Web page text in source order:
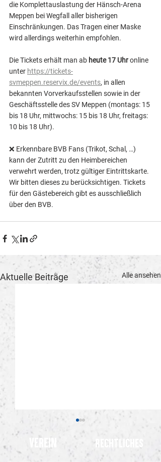
die Komplettauslastung der Hänsch-Arena
Meppen bei Wegfall aller bisherigen
Einschränkungen. Das Tragen einer Maske
wird allerdings weiterhin empfohlen.
Die Tickets erhält man ab heute 17 Uhr online
unter https://tickets-
svmeppen.reservix.de/events, in allen
bekannten Vorverkaufsstellen sowie in der
Geschäftsstelle des SV Meppen (montags: 15
bis 18 Uhr, mittwochs: 15 bis 18 Uhr, freitags:
10 bis 18 Uhr).
❌ Erkennbare BVB Fans (Trikot, Schal, …)
kann der Zutritt zu den Heimbereichen
verwehrt werden, trotz gültiger Eintrittskarte.
Wir bitten dieses zu berücksichtigen. Tickets
für den Gästebereich gibt es ausschließlich
über den BVB.
Aktuelle Beiträge Alle ansehen
Verein Rechtliches